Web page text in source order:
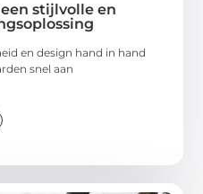
stijlvolle en
en design hand in hand
snel aan